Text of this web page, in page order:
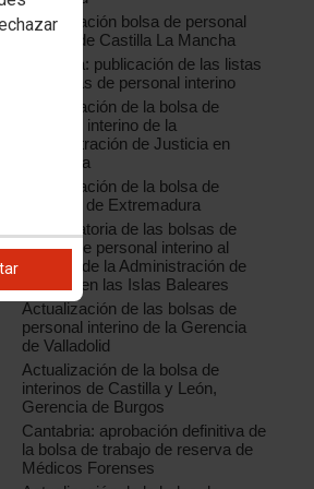
Actualización bolsa de personal
interino de Castilla La Mancha
Cataluña: publicación de las listas
definitivas de personal interino
Actualización de la bolsa de
personal interino de la
Administración de Justicia en
Cantabria
Actualización de la bolsa de
interinos de Extremadura
Convocatoria de las bolsas de
trabajo de personal interino al
servicio de la Administración de
Justicia en las Islas Baleares
Actualización de las bolsas de
personal interino de la Gerencia
de Valladolid
Actualización de la bolsa de
interinos de Castilla y León,
Gerencia de Burgos
Cantabria: aprobación definitiva de
la bolsa de trabajo de reserva de
Médicos Forenses